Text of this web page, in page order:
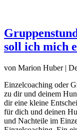
soll ich mich
von Marion Huber |
Einzelcoaching oder
zu dir und deinem
dir eine kleine
für dich und deinen
und Nachteile im